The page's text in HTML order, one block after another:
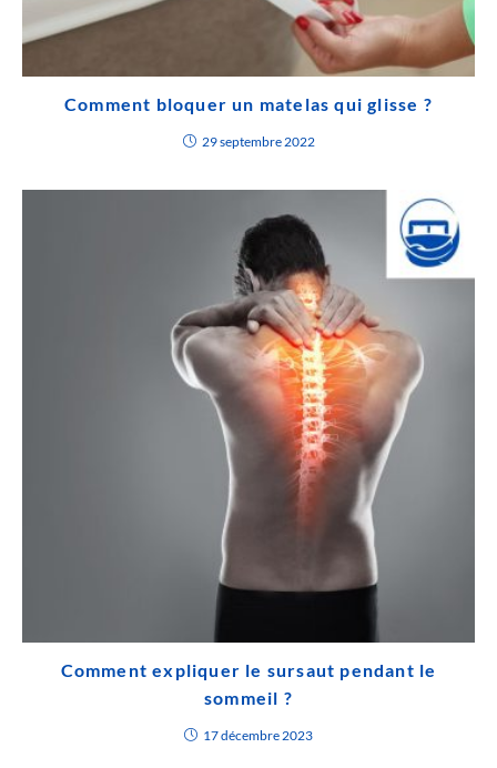
Comment bloquer un matelas qui glisse ?
29 septembre 2022
Comment expliquer le sursaut pendant le
sommeil ?
17 décembre 2023